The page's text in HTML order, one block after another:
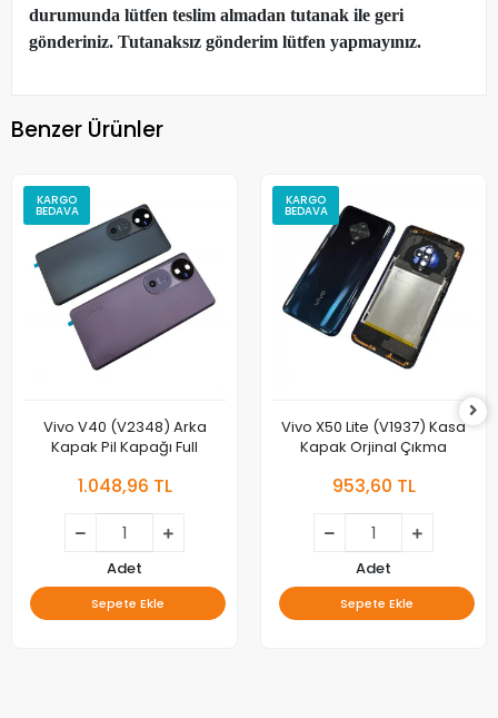
durumunda lütfen teslim almadan tutanak ile geri
gönderiniz. Tutanaksız gönderim lütfen yapmayınız.
Benzer Ürünler
KARGO
BEDAVA
Vivo V40 (V2348) Arka
Kapak Pil Kapağı Full
1.048,96 TL
Adet
Sepete Ekle
KARGO
BEDAVA
Vivo X50 Lite (V1937) Kasa
Kapak Orjinal Çıkma
953,60 TL
Adet
Sepete Ekle